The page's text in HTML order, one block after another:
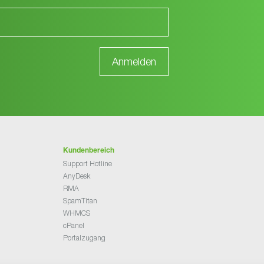
Kundenbereich
Support Hotline
AnyDesk
RMA
SpamTitan
WHMCS
cPanel
Portalzugang